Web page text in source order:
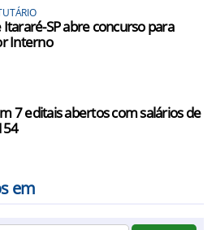
SP abre concurso para
Interno
7 editais abertos com salários de
em